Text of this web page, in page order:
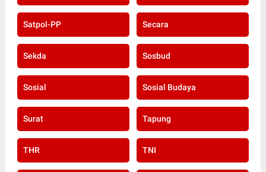
Satpol-PP Secara
Sekda Sosbud
Sosial Sosial Budaya
Surat Tapung
THR TNI